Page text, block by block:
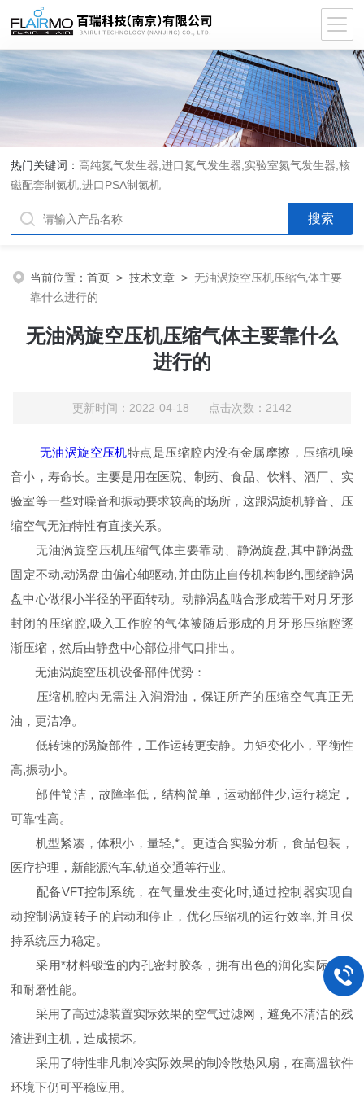
热门关键词： 高纯氮气发生器,进口氮气发生器,实验室氮气发生器,核
磁配套制氮机,进口PSA制氮机
当前位置：首页 >技术文章 >无油涡旋空压机压缩气体主要
靠什么进行的
无油涡旋空压机压缩气体主要靠什么
进行的
更新时间：2022-04-18 点击次数：2142
无油涡旋空压机特点是压缩腔内没有金属摩擦，压缩机噪
音小，寿命长。主要是用在医院、制药、食品、饮料、酒厂、实
验室等一些对噪音和振动要求较高的场所，这跟涡旋机静音、压
缩空气无油特性有直接关系。
无油涡旋空压机压缩气体主要靠动、静涡旋盘,其中静涡盘
固定不动,动涡盘由偏心轴驱动,并由防止自传机构制约,围绕静涡
盘中心做很小半径的平面转动。动静涡盘啮合形成若干对月牙形
封闭的压缩腔,吸入工作腔的气体被随后形成的月牙形压缩腔逐
渐压缩，然后由静盘中心部位排气口排出。
无油涡旋空压机设备部件优势：
压缩机腔内无需注入润滑油，保证所产的压缩空气真正无
油，更洁净。
低转速的涡旋部件，工作运转更安静。力矩变化小，平衡性
高,振动小。
部件简洁，故障率低，结构简单，运动部件少,运行稳定，
可靠性高。
机型紧凑，体积小，量轻,*。更适合实验分析，食品包装，
医疗护理，新能源汽车,轨道交通等行业。
配备VFT控制系统，在气量发生变化时,通过控制器实现自
动控制涡旋转子的启动和停止，优化压缩机的运行效率,并且保
持系统压力稳定。
采用*材料锻造的内孔密封胶条，拥有出色的润化实际效果
和耐磨性能。
采用了高过滤装置实际效果的空气过滤网，避免不清洁的残
渣进到主机，造成损坏。
采用了特性非凡制冷实际效果的制冷散热风扇，在高溫软件
环境下仍可平稳应用。